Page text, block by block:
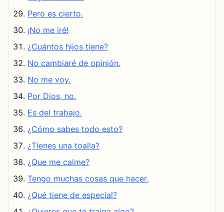
Pero es cierto.
¡No me iré!
¿Cuántos hijos tiene?
No cambiaré de opinión.
No me voy.
Por Dios, no.
Es del trabajo.
¿Cómo sabes todo esto?
¿Tienes una toalla?
¿Que me calme?
Tengo muchas cosas que hacer.
¿Qué tiene de especial?